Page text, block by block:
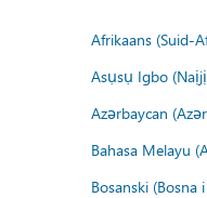
Afrikaans (Suid-
Asụsụ Igbo
Azərbaycan
Bahasa Melayu
Bosanski (Bosna